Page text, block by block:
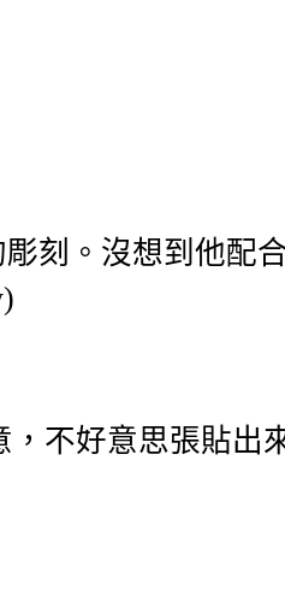
刻。沒想到他配
不好意思張貼出